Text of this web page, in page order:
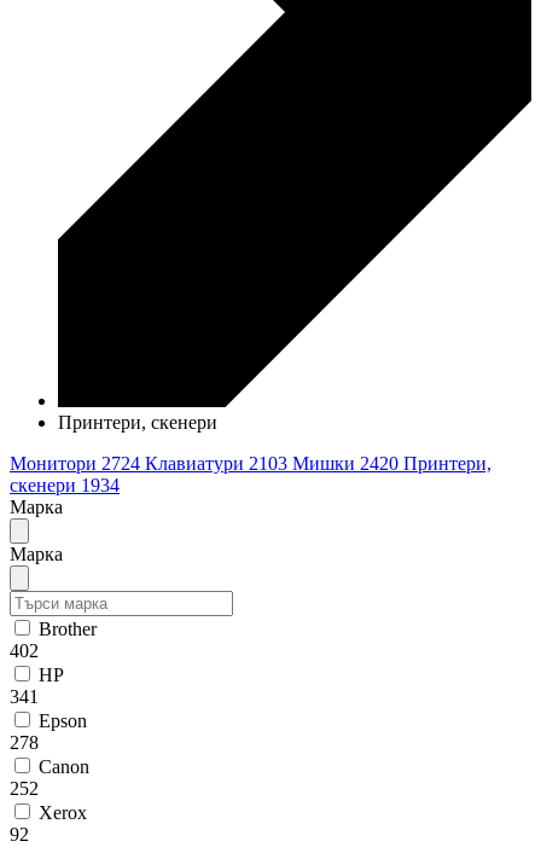
Принтери, скенери
Монитори 2724 Клавиатури 2103 Мишки 2420 Принтери,
скенери 1934
Марка
Марка
Brother
402
HP
341
Epson
278
Canon
252
Xerox
92